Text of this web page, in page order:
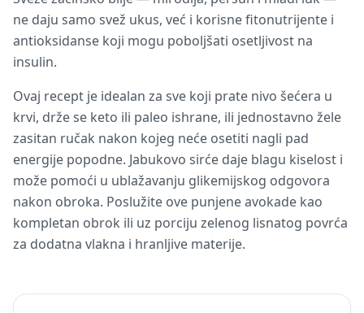
ne daju samo svež ukus, već i korisne fitonutrijente i
antioksidanse koji mogu poboljšati osetljivost na
insulin.
Ovaj recept je idealan za sve koji prate nivo šećera u
krvi, drže se keto ili paleo ishrane, ili jednostavno žele
zasitan ručak nakon kojeg neće osetiti nagli pad
energije popodne. Jabukovo sirće daje blagu kiselost i
može pomoći u ublažavanju glikemijskog odgovora
nakon obroka. Poslužite ove punjene avokade kao
kompletan obrok ili uz porciju zelenog lisnatog povrća
za dodatna vlakna i hranljive materije.